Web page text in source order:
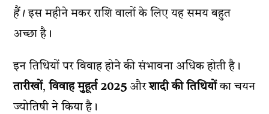
हैं। इस महीने मकर राशि वालों के लिए यह समय बहुत
अच्छा है।
इन तिथियों पर विवाह होने की संभावना अधिक होती है।
तारीखों,विवाह मुहूर्त 2025 औरशादी की तिथियोंका चयन
ज्योतिषी ने किया है।